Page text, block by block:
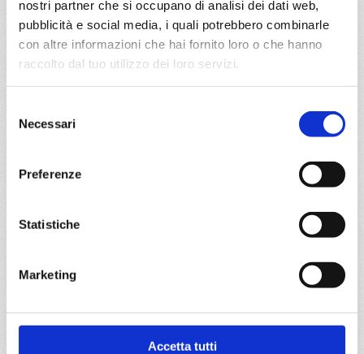
nostri partner che si occupano di analisi dei dati web,
pubblicità e social media, i quali potrebbero combinarle
con altre informazioni che hai fornito loro o che hanno
raccolto dal tuo utilizzo dei loro servizi.
delNecessari
Preferenze
Statistiche
Marketing
Accetta tutti
DETTAGLI
DETTAGLI